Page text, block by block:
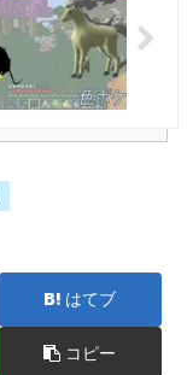
はてブ
コピー